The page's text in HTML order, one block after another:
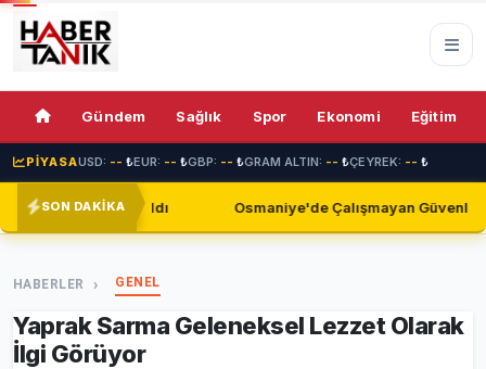
Gündem Sağlık Spor Ekonomi Eğitim
PİYASAUSD: -- ₺EUR: -- ₺GBP: -- ₺GRAM ALTIN: -- ₺ÇEYREK: -- ₺
SON DAKİKA
Osmaniye'de Çalışmayan Güvenlik Kameraları Endişe
HABERLER GENEL
Yaprak Sarma Geleneksel Lezzet Olarak
İlgi Görüyor